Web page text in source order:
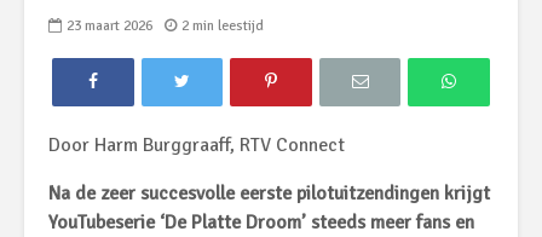
23 maart 2026 2 min leestijd
Door Harm Burggraaff, RTV Connect
Na de zeer succesvolle eerste pilotuitzendingen krijgt
YouTubeserie ‘De Platte Droom’ steeds meer fans en